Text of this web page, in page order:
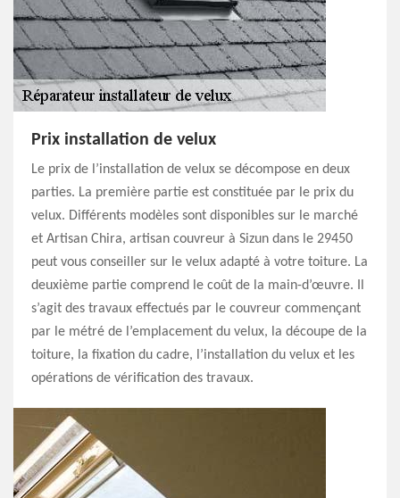
Prix installation de velux
Le prix de l’installation de velux se décompose en deux
parties. La première partie est constituée par le prix du
velux. Différents modèles sont disponibles sur le marché
et Artisan Chira, artisan couvreur à Sizun dans le 29450
peut vous conseiller sur le velux adapté à votre toiture. La
deuxième partie comprend le coût de la main-d’œuvre. Il
s’agit des travaux effectués par le couvreur commençant
par le métré de l’emplacement du velux, la découpe de la
toiture, la fixation du cadre, l’installation du velux et les
opérations de vérification des travaux.